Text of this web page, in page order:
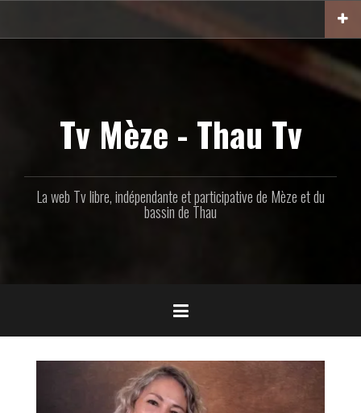
contenu
Tv Mèze - Thau Tv
La web Tv libre, indépendante et participative de Mèze et du
bassin de Thau